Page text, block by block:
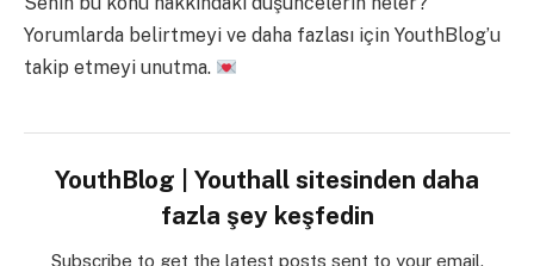
Yorumlarda belirtmeyi ve daha fazlası için YouthBlog’u
takip etmeyi unutma.
YouthBlog | Youthall sitesinden daha
fazla şey keşfedin
Subscribe to get the latest posts sent to your email.